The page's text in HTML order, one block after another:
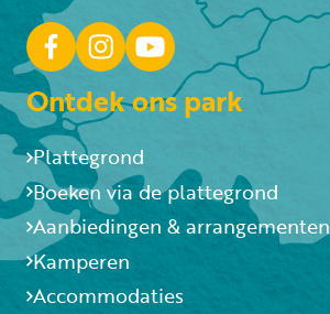
Ontdek ons park
Plattegrond
Boeken via de plattegrond
Aanbiedingen & arrangementen
Kamperen
Accommodaties